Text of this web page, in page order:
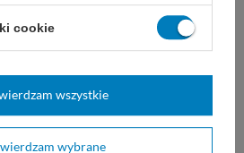
Dostępny
DO KOSZYKA
3,10 zł
cookie
wybrane
wszystkie